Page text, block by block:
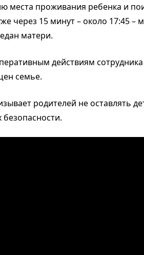
места проживания ребенка и
через 15 минут – около 17:45
матери.
действиям
семье.
родителей не оставлять